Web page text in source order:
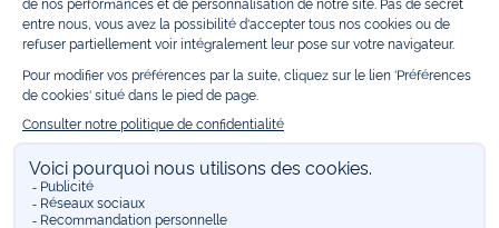
collection demanteaux bébé et enfantet dechaussures d'hiver. Pendant
lesJolis Jours, c’est l’occasion de retrouver la nouvelle collection Jacadi
bébé et enfant à prix doux. Un mariage, un baptême, une communion de
prévue ? Trouvez unetenue de cérémoniepour votre enfant. Retrouvez
les sacsTohana, confectionnés en partenariat avec l'Association
malgache Tohana et soutenez un projet permettant à des mamans en
situation de grande précarité d’apprendre le métier de couturière.
transmettre. Pour bien s'équiper pour la
rentrée
besoins des écoles, retrouvez unecollection uniforme
marine, gris, bleu ciel, beige et blanc pour habiller les enfants de la tête
aux pieds. Retrouvez les recommandations Jacadi pour